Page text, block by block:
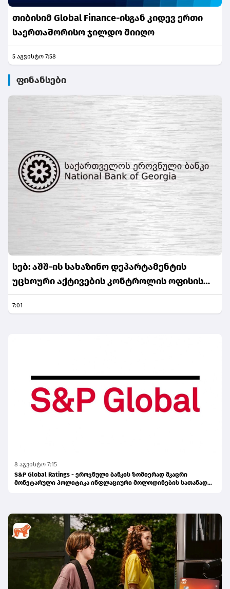
თიბისიმ Global Finance-ისგან კიდევ ერთი
საერთაშორისო ჯილდო მიიღო
5 აგვისტო 7:58
ფინანსები
სებ: აშშ-ის სახაზინო დეპარტამენტის
უცხოური აქტივების კონტროლის ოფისის
(OFAC) მიერ სანქცირებული პირი არ
წარმოადგენს საქართველოს ეროვნული
7:01
8 აგვისტო 7:15
S&P Global Ratings - ეროვნული ბანკის ზომიერად მკაცრი
მონეტარული პოლიტიკა ინფლაციური მოლოდინების სათანადო